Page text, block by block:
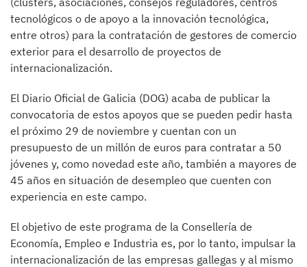
tecnológicos o de apoyo a la innovación tecnológica,
entre otros) para la contratación de gestores de comercio
exterior para el desarrollo de proyectos de
internacionalización.
El Diario Oficial de Galicia (DOG) acaba de publicar la
convocatoria de estos apoyos que se pueden pedir hasta
el próximo 29 de noviembre y cuentan con un
presupuesto de un millón de euros para contratar a 50
jóvenes y, como novedad este año, también a mayores de
45 años en situación de desempleo que cuenten con
experiencia en este campo.
El objetivo de este programa de la Consellería de
Economía, Empleo e Industria es, por lo tanto, impulsar la
internacionalización de las empresas gallegas y al mismo